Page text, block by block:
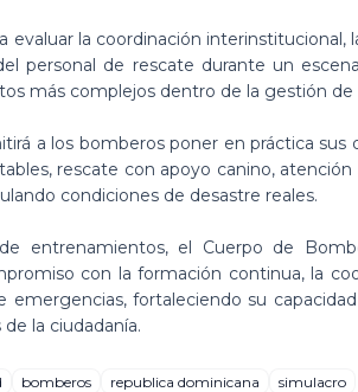
evaluar la coordinación interinstitucional,
personal de rescate durante un
más complejos dentro de la gestión de
a los bomberos poner en práctica sus
rescate con apoyo canino, atención
condiciones de desastre reales.
entrenamientos, el Cuerpo de
con la formación continua, la
emergencias, fortaleciendo su
la ciudadanía.
bomberos republica dominicana simulacro